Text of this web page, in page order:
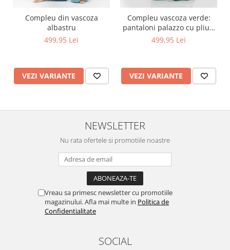
Compleu din vascoza
albastru
499,95 Lei
VEZI VARIANTE
Compleu vascoza verde:
pantaloni palazzo cu pliuri
si bluza asimetrica cu
499,95 Lei
VEZI VARIANTE
NEWSLETTER
Nu rata ofertele si promotiile noastre
Vreau sa primesc newsletter cu promotiile
magazinului. Afla mai multe in Politica de
Confidentialitate
SOCIAL